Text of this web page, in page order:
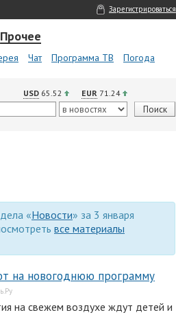
Зарегистрироваться
Прочее
Чат Программа ТВ Погода
USD 65.52 EUR 71.24
«Новости» за 3 января
все материалы
на новогоднюю программу
на свежем воздухе ждут детей и